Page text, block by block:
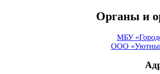
Органы и
МБУ
ООО «Уютный